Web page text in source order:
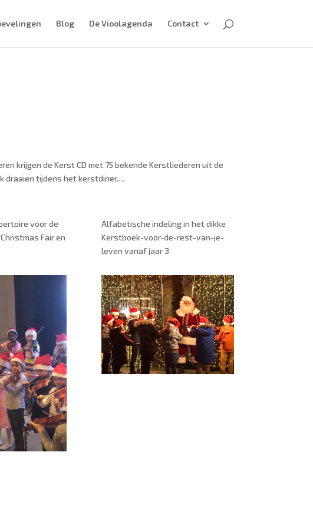
Blog De Vioolagenda Contact
krijgen de Kerst CD met 75 bekende Kerstliederen uit de
draaien tijdens het kerstdiner….
voor de
Fair en
Alfabetische indeling in het dikke
Kerstboek-voor-de-rest-van-je-
leven vanaf jaar 3